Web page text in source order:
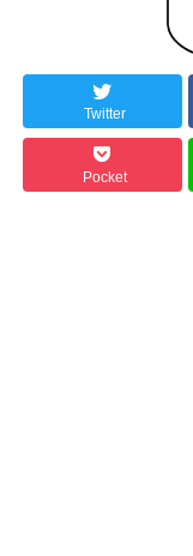
Twitter
Pocket